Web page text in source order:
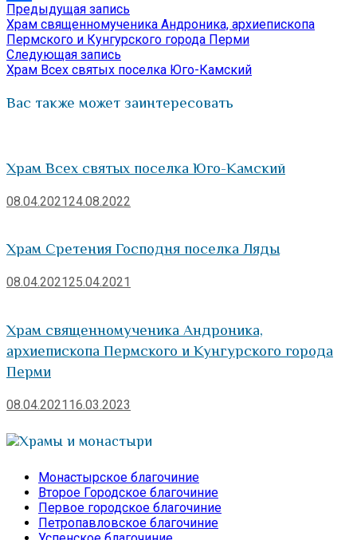
Отправить
Навигация
по
записям
Предыдущая запись
запись:
Храм священномученика Андроника, архиепископа
Пермского и Кунгурского города Перми
Следующая запись
запись:
Храм Всех святых поселка Юго-Камский
Вас также может заинтересовать
Храм Всех святых поселка Юго-Камский
08.04.202124.08.2022
Храм Сретения Господня поселка Ляды
08.04.202125.04.2021
Храм священномученика Андроника,
архиепископа Пермского и Кунгурского города
Перми
08.04.2021 16.03.2023
Храмы и монастыри
Монастырское благочиние
Второе Городское благочиние
Первое городское благочиние
Петропавловское благочиние